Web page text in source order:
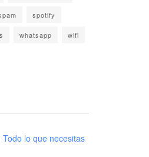
spotify
whatsapp wifi
Todo lo que necesitas